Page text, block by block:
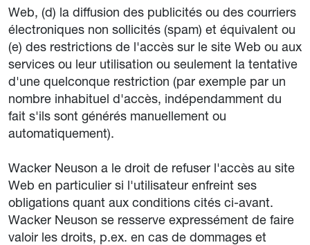
Web, (d) la diffusion des publicités ou des courriers
électroniques non sollicités (spam) et équivalent ou
(e) des restrictions de l'accès sur le site Web ou aux
services ou leur utilisation ou seulement la tentative
d'une quelconque restriction (par exemple par un
nombre inhabituel d'accès, indépendamment du
fait s'ils sont générés manuellement ou
automatiquement).
Wacker Neuson a le droit de refuser l'accès au site
Web en particulier si l'utilisateur enfreint ses
obligations quant aux conditions cités ci-avant.
Wacker Neuson se resserve expressément de faire
valoir les droits, p.ex. en cas de dommages et